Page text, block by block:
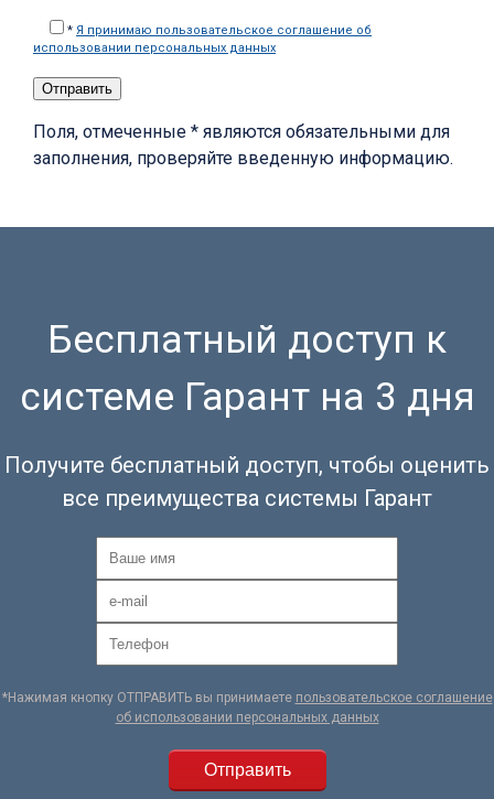
* Я принимаю пользовательское соглашение об
использовании персональных данных
Поля, отмеченные * являются обязательными для
заполнения, проверяйте введенную информацию.
Бесплатный доступ к
системе Гарант на 3 дня
Получите бесплатный доступ, чтобы оценить
все преимущества системы Гарант
*Нажимая кнопку ОТПРАВИТЬ вы принимаете пользовательское соглашение
об использовании персональных данных